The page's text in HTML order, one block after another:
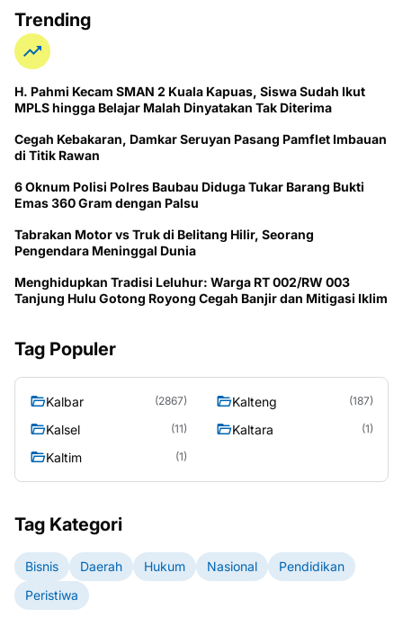
Trending
H. Pahmi Kecam SMAN 2 Kuala Kapuas, Siswa Sudah Ikut
MPLS hingga Belajar Malah Dinyatakan Tak Diterima
Cegah Kebakaran, Damkar Seruyan Pasang Pamflet Imbauan
di Titik Rawan
6 Oknum Polisi Polres Baubau Diduga Tukar Barang Bukti
Emas 360 Gram dengan Palsu
Tabrakan Motor vs Truk di Belitang Hilir, Seorang
Pengendara Meninggal Dunia
Menghidupkan Tradisi Leluhur: Warga RT 002/RW 003
Tanjung Hulu Gotong Royong Cegah Banjir dan Mitigasi Iklim
Tag Populer
Kalbar (2867) Kalteng (187)
Kalsel (11) Kaltara (1)
Kaltim (1)
Tag Kategori
Bisnis Daerah Hukum Nasional
Pendidikan
Peristiwa